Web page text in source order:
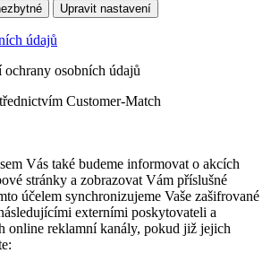
Upravit nastavení
údajů
osobních údajů
Customer-Match
Vás také budeme informovat o akcích
stránky a zobrazovat Vám příslušné
účelem synchronizujeme Vaše zašifrované
externími poskytovateli a
online reklamní kanály, pokud již jejich